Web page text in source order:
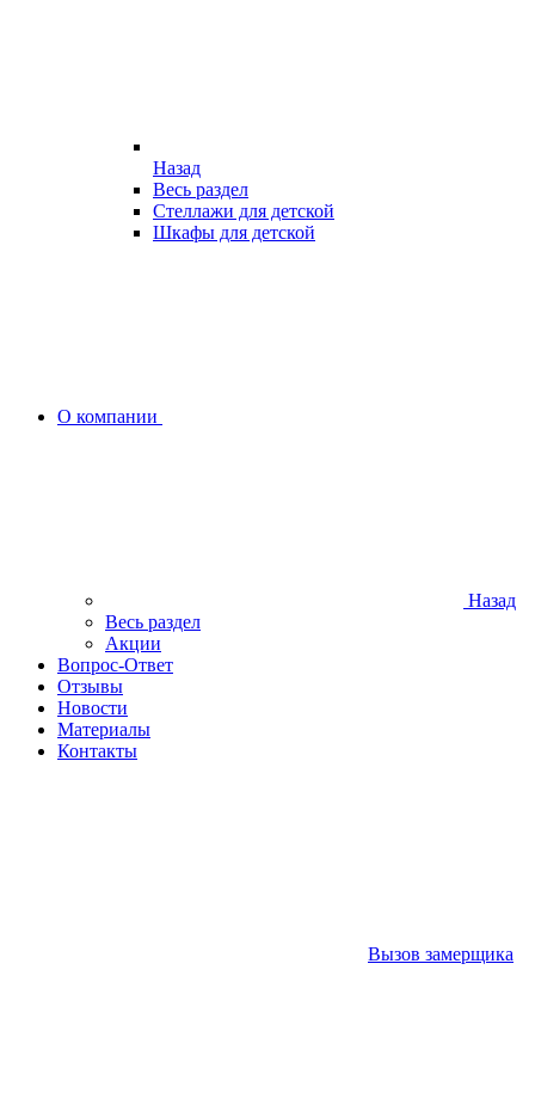
Назад
Весь раздел
Стеллажи для детской
Шкафы для детской
О компании
Назад
Весь раздел
Акции
Вопрос-Ответ
Отзывы
Новости
Материалы
Контакты
Вызов замерщика